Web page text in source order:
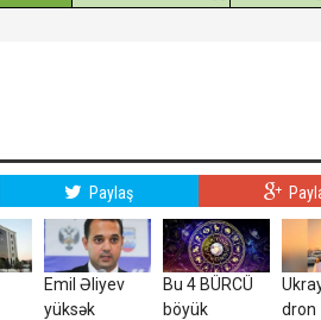
Paylaş
Emil Əliyev
yüksək
Bu 4 BÜRCÜ
böyük
dron